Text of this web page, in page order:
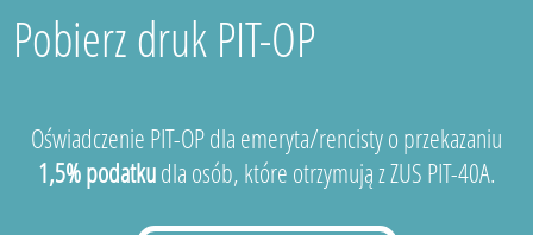
Pobierz druk PIT-OP
Oświadczenie PIT-OP dla emeryta/rencisty o przekazaniu
1,5% podatkudla osób, które otrzymują z ZUS PIT-40A.